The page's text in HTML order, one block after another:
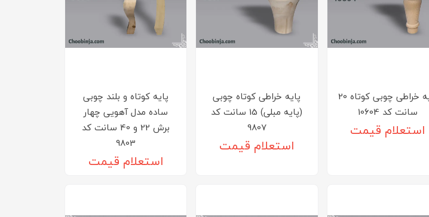
پایه خراطی چوبی کوتاه 20
سانت کد 10604
استعلام قیمت
پایه خراطی کوتاه چوبی
(پایه مبلی) 15 سانت کد
9807
استعلام قیمت
پایه کوتاه و بلند چوبی
ساده مدل آهویی چهار
برش 22 و 40 سانت کد
9803
استعلام قیمت